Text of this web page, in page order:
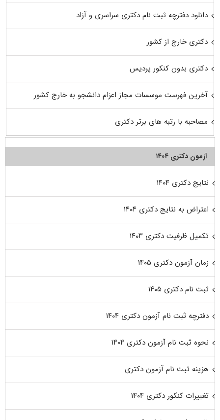
دانلود دفترچه ثبت نام دکتری سراسری و آزاد
دکتری خارج از کشور
دکتری بدون کنکور پردیس
آخرین فهرست موسسات مجاز اعزام دانشجو به خارج کشور
مصاحبه با رتبه های برتر دکتری
آزمون دکتری ۱۴۰۴
نتایج دکتری ۱۴۰۴
اعتراض به نتایج دکتری ۱۴۰۴
تکمیل ظرفیت دکتری ۱۴۰۳
زمان آزمون دکتری ۱۴۰۵
ثبت نام دکتری ۱۴۰۵
دفترچه ثبت نام آزمون دکتری ۱۴۰۴
نحوه ثبت نام آزمون دکتری ۱۴۰۴
هزینه ثبت نام آزمون دکتری
تغییرات کنکور دکتری ۱۴۰۴